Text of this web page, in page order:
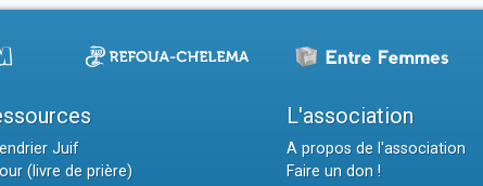
Juif
(livre de prière)
L'association
A propos de l'association
Faire un don !